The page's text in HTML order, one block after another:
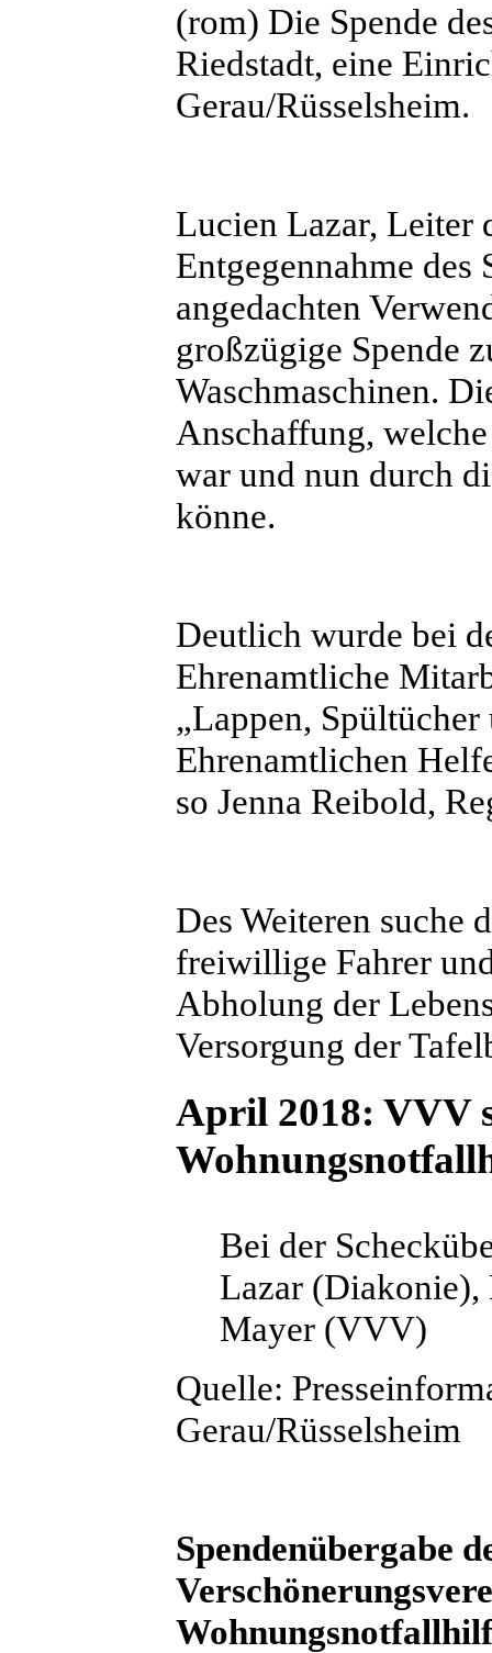
(rom) Die Spende
Riedstadt, eine
Gerau/Rüsselsheim.
Lucien Lazar, Leiter
Entgegennahme des
angedachten
großzügige Spende
Waschmaschinen.
Anschaffung,
war und nun durch
könne.
Deutlich wurde bei
Ehrenamtliche
„Lappen,
Ehrenamtlichen
so Jenna Reibold,
Des Weiteren suche
freiwillige Fahrer
Abholung der
Versorgung der
April 2018: VVV
Bei der
Lazar (Diakonie),
Mayer (VVV)
Quelle:
Gerau/Rüsselsheim
Spendenübergabe